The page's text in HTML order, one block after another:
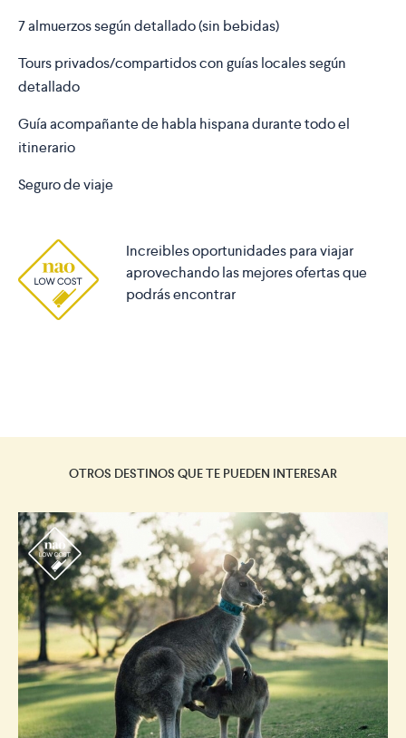
7 almuerzos según detallado (sin bebidas)
Tours privados/compartidos con guías locales según
detallado
Guía acompañante de habla hispana durante todo el
itinerario
Seguro de viaje
Increibles oportunidades para viajar
aprovechando las mejores ofertas que
podrás encontrar
OTROS DESTINOS QUE TE PUEDEN INTERESAR
r